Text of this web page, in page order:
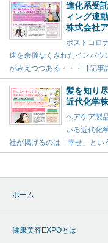
進化系受
ィング連
株式会社
ポストコロ
速を余儀なくされたインバウ
がみえつつある・・・【記事
髪を知り
近代化学
ヘアケア製
いる近代化
社が掲げるのは「幸せ」とい
ホーム
健康美容EXPOとは